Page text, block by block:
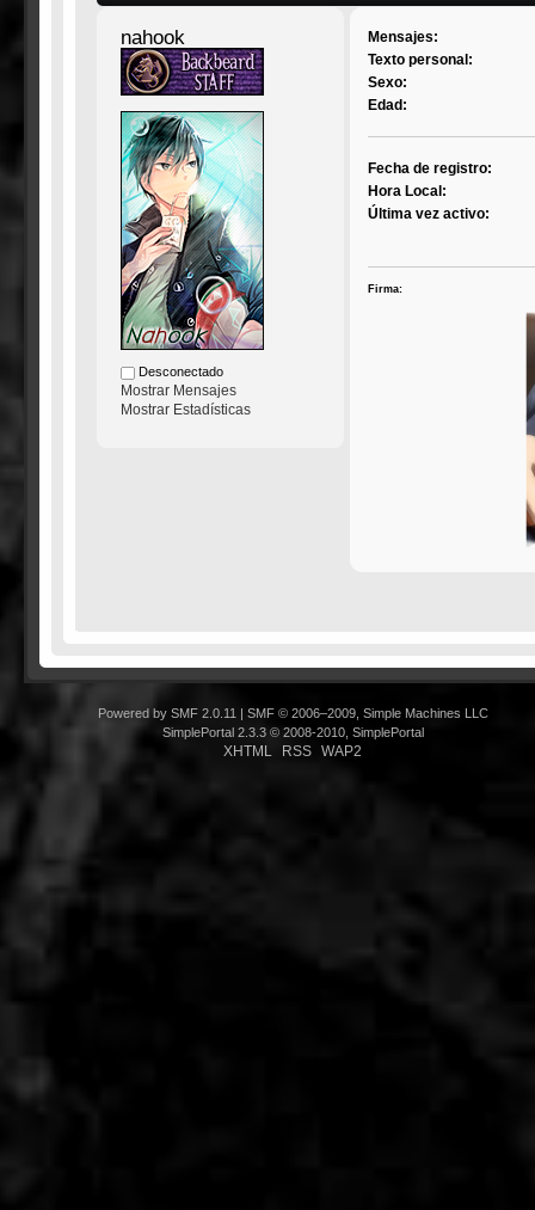
nahook
Desconectado
Mostrar Mensajes
Mostrar Estadísticas
Mensajes:
Texto personal:
Sexo:
Edad:
Fecha de registro:
Hora Local:
Última vez activo:
Firma:
Powered by SMF 2.0.11
SMF © 2006–2009, Simple Machines LLC
SimplePortal 2.3.3 © 2008-2010, SimplePortal
XHTML RSS WAP2